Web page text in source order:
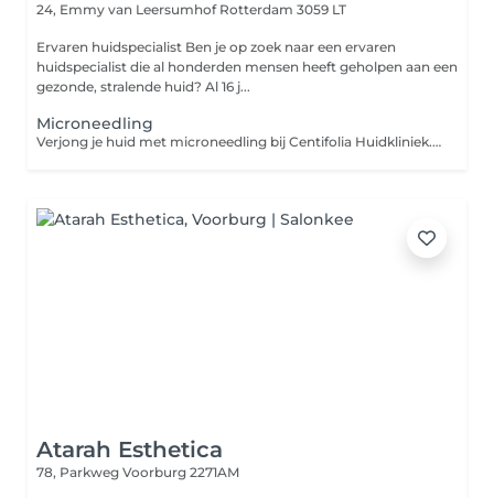
24, Emmy van Leersumhof Rotterdam 3059 LT
Ervaren huidspecialist Ben je op zoek naar een ervaren
huidspecialist die al honderden mensen heeft geholpen aan een
gezonde, stralende huid? Al 16 j...
Microneedling
Verjong je huid met microneedling bij Centifolia Huidkliniek. Verminder rimpels, littekens en poriën en ervaar een egalere huid, met een minimale hersteltijd. Heb jij last van een doffe teint, fijne lijntjes, littekens of een onregelmatige huidstructuur? Dan kan microneedling een oplossing zijn. Microneedling is een effectieve huidverbeterende behandeling waarbij met een gecontroleerd apparaat op hoge snelheid met minuscule naaldjes kleine kanaaltjes in de huid worden gemaakt. Hierdoor treedt celvernieuwing op en wordt de huid gestimuleerd om collageen en elastine aan te maken. Het resultaat: een stevigere, gladdere en egalere huid. Onze microneedling behandeling begint altijd met een grondige huidanalyse door onze ervaren specialist. Zo bepalen we precies wat jouw huid nodig heeft. Tijdens de behandeling wordt de huid eerst gereinigd, oneffenheden worden verwijderd, de huid wordt gedesinfecteerd. Daarna maken we gecontroleerde microperforaties in de huid. We verdelen de huid in zones en passen de naalddiepte per gebied aan. Dit gebeurt met horizontale, verticale en diagonale bewegingen, waardoor de huid overal gelijkmatig behandeld wordt. Vaak voelt dit als een licht prikkelend of schurend gevoel, maar verdoving is meestal niet nodig. Het serum en de tussenstof wordt na het microneedling ingemasseerd om de doorbloeding nog beter te stimuleren. Als laatste ga je onder ledlamp.
Atarah Esthetica
78, Parkweg Voorburg 2271AM